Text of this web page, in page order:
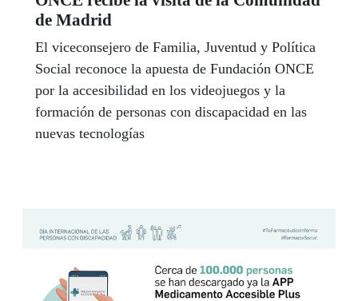
de Madrid
El viceconsejero de Familia, Juventud y Política
Social reconoce la apuesta de Fundación ONCE
por la accesibilidad en los videojuegos y la
formación de personas con discapacidad en las
nuevas tecnologías